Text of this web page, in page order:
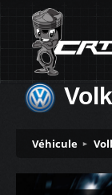
Véhicule